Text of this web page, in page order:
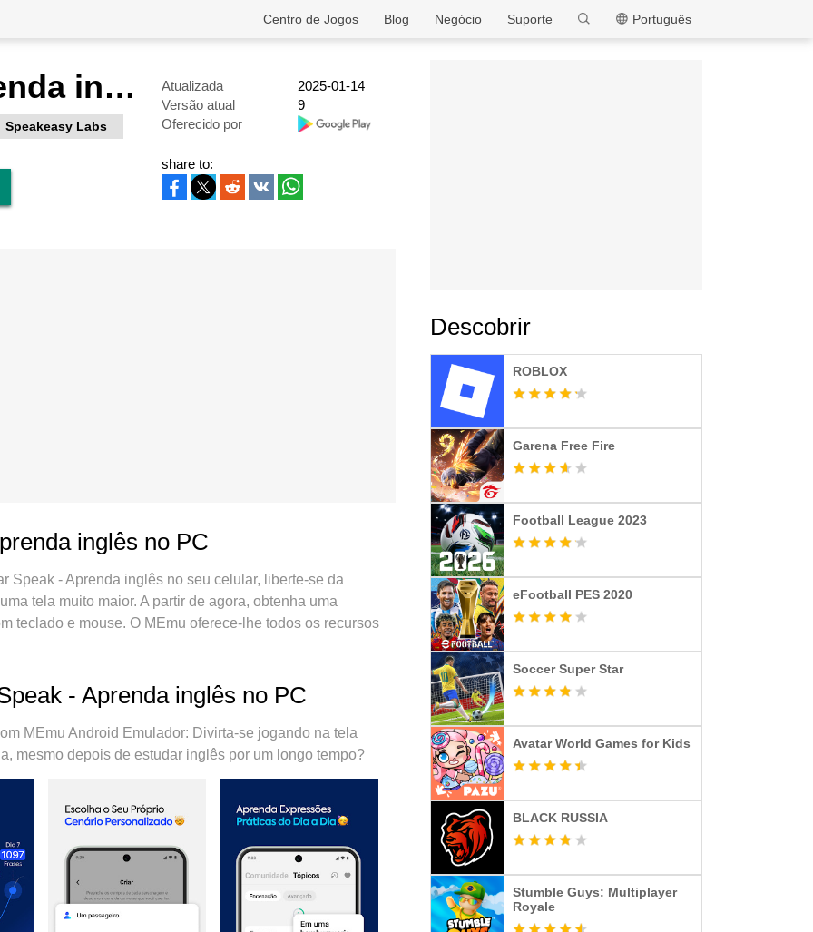
MEmu
Português
Suporte
Negócio
Blog
Centro de Jogos
Speak - Aprenda inglês
Speakeasy Labs
Atualizada
2025-01-14
Versão atual
9
Oferecido por
share to:
inglês no PC
Speak - Aprenda inglês no seu celular, liberte-se da
tela muito maior. A partir de agora, obtenha uma
teclado e mouse. O MEmu oferece-lhe todos os recursos
e configuração fácil, controles intuitivos, sem mais
Codificado com a nossa absorção, o gerenciador de
contas ao mesmo tempo. E o mais importante, nosso
todo o potencial do seu PC, tornando tudo suave e
- Aprenda inglês no PC
MEmu Android Emulador: Divirta-se jogando na tela
mesmo depois de estudar inglês por um longo tempo?
Descobrir
ROBLOX
Garena Free Fire
Football League 2023
eFootball PES 2020
Soccer Super Star
Avatar World Games for Kids
BLACK RUSSIA
Stumble Guys: Multiplayer
Royale